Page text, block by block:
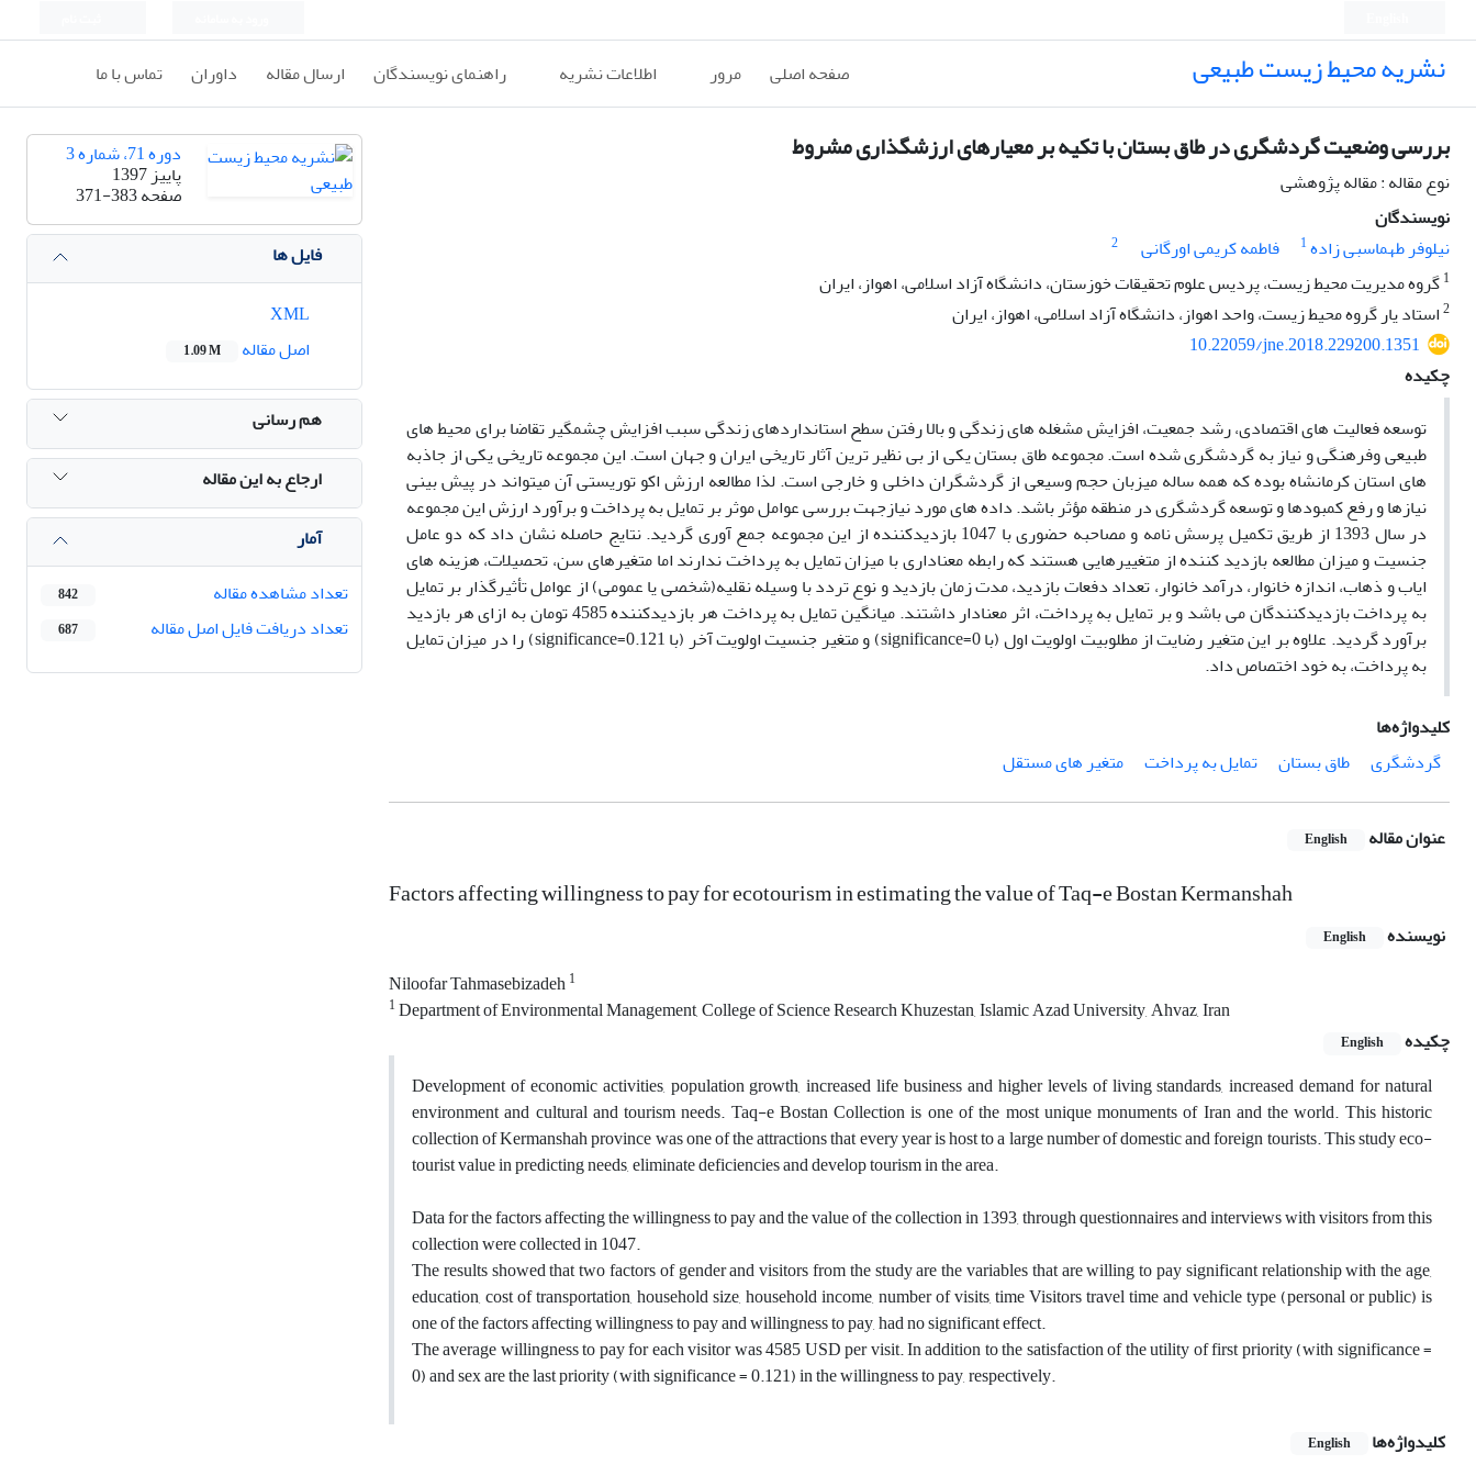
نشریه محیط زیست طبیعی صفحه اصلی مرور اطلاعات نشریه راهنمای نویسندگان ارسال مقاله داوران تماس با ما
بررسی وضعیت گردشگری در طاق بستان با تکیه بر معیارهای ارزشگذاری مشروط
نوع مقاله : مقاله پژوهشی
نویسندگان
نیلوفر طهماسبی زاده1 فاطمه کریمی اورگانی
2
1گروه مدیریت محیط زیست، پردیس علوم تحقیقات خوزستان، دانشگاه آزاد اسلامی، اهواز، ایران
2استاد یار گروه محیط زیست، واحد اهواز، دانشگاه آزاد اسلامی، اهواز، ایران
10.22059/jne.2018.229200.1351
چکیده
توسعه فعالیت های اقتصادی، رشد جمعیت، افزایش مشغله های زندگی و بالا رفتن سطح استانداردهای زندگی سبب افزایش چشمگیر تقاضا برای محیط های
طبیعی وفرهنگی و نیاز به گردشگری شده است. مجموعه طاق بستان یکی از بی نظیر ترین آثار تاریخی ایران و جهان است. این مجموعه تاریخی یکی از جاذبه
های استان کرمانشاه بوده که همه ساله میزبان حجم وسیعی از گردشگران داخلی و خارجی است. لذا مطالعه ارزش اکو توریستی آن میتواند در پیش بینی
نیازها و رفع کمبودها و توسعه گردشگری در منطقه مؤثر باشد. داده های مورد نیازجهت بررسی عوامل موثر بر تمایل به پرداخت و برآورد ارزش این مجموعه
در سال 1393 از طریق تکمیل پرسش نامه و مصاحبه حضوری با 1047 بازدیدکننده از این مجموعه جمع آوری گردید. نتایج حاصله نشان داد که دو عامل
جنسیت و میزان مطالعه بازدید کننده از متغییرهایی هستند که رابطه معناداری با میزان تمایل به پرداخت ندارند اما متغیرهای سن، تحصیلات، هزینه های
ایاب و ذهاب، اندازه خانوار، درآمد خانوار، تعداد دفعات بازدید، مدت زمان بازدید و نوع تردد با وسیله نقلیه(شخصی یا عمومی) از عوامل تأثیرگذار بر تمایل
به پرداخت بازدیدکنندگان می باشد و بر تمایل به پرداخت، اثر معنادار داشتند. میانگین تمایل به پرداخت هر بازدیدکننده 4585 تومان به ازای هر بازدید
برآورد گردید. علاوه بر این متغیر رضایت از مطلوبیت اولویت اول (با significance=0) و متغیر جنسیت اولویت آخر (با significance=0.121) را در میزان تمایل
به پرداخت، به خود اختصاص داد.
کلیدواژه‌ها
گردشگری
طاق بستان تمایل به پرداخت متغیر های مستقل
عنوان مقاله English
Factors affecting willingness to pay for ecotourism in estimating the value of Taq-e Bostan Kermanshah
نویسنده English
Niloofar Tahmasebizadeh1
1Department of Environmental Management, College of Science Research Khuzestan, Islamic Azad University, Ahvaz, Iran
چکیده
English
Development of economic activities, population growth, increased life business and higher levels of living standards, increased demand for natural
environment and cultural and tourism needs. Taq-e Bostan Collection is one of the most unique monuments of Iran and the world. This historic
collection of Kermanshah province was one of the attractions that every year is host to a large number of domestic and foreign tourists. This study eco-
tourist value in predicting needs, eliminate deficiencies and develop tourism in the area.
Data for the factors affecting the willingness to pay and the value of the collection in 1393, through questionnaires and interviews with visitors from this
collection were collected in 1047.
The results showed that two factors of gender and visitors from the study are the variables that are willing to pay significant relationship with the age,
education, cost of transportation, household size, household income, number of visits, time Visitors travel time and vehicle type (personal or public) is
one of the factors affecting willingness to pay and willingness to pay, had no significant effect.
The average willingness to pay for each visitor was 4585 USD per visit. In addition to the satisfaction of the utility of first priority (with significance =
0) and sex are the last priority (with significance = 0.121) in the willingness to pay, respectively.
کلیدواژه‌ها
English
دوره 71، شماره 3
پاییز 1397
صفحه371-383
فایل ها
اصل مقاله
1.09 M
هم رسانی
ارجاع به این مقاله
آمار
تعداد مشاهده مقاله
842
تعداد دریافت فایل اصل مقاله 687